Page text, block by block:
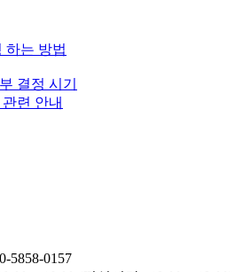
하는 방법
결정 시기
련 안내
5858-0157